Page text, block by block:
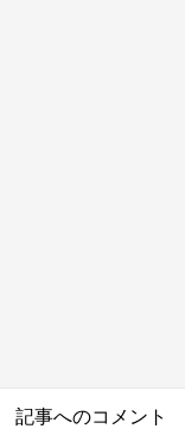
記事へのコメント